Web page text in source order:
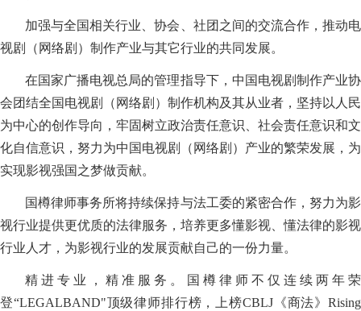
加强与全国相关行业、协会、社团之间的交流合作，推动电
视剧（网络剧）制作产业与其它行业的共同发展。
在国家广播电视总局的管理指导下，中国电视剧制作产业协
会团结全国电视剧（网络剧）制作机构及其从业者，坚持以人民
为中心的创作导向，牢固树立政治责任意识、社会责任意识和文
化自信意识，努力为中国电视剧（网络剧）产业的繁荣发展，为
实现影视强国之梦做贡献。
国樽律师事务所将持续保持与法工委的紧密合作，努力为影
视行业提供更优质的法律服务，培养更多懂影视、懂法律的影视
行业人才，为影视行业的发展贡献自己的一份力量。
精进专业，精准服务。国樽律师不仅连续两年荣
登“LEGALBAND"顶级律师排行榜，上榜CBLJ《商法》Rising